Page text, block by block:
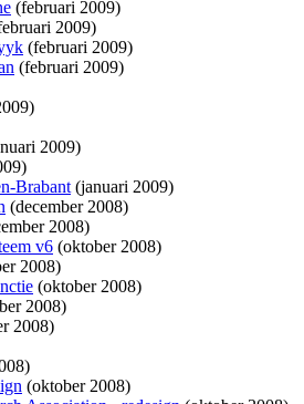
(februari 2009)
2009)
(februari 2009)
(februari 2009)
2009)
Brabant(januari 2009)
(december 2008)
2008)
v6 (oktober 2008)
2008)
(oktober 2008)
2008)
2008)
(oktober 2008)